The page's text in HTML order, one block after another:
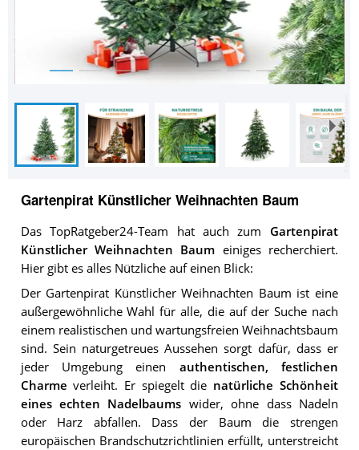
Gartenpirat Künstlicher Weihnachten Baum
Das TopRatgeber24-Team hat auch zum Gartenpirat
Künstlicher Weihnachten Baum einiges recherchiert.
Hier gibt es alles Nützliche auf einen Blick:
Der Gartenpirat Künstlicher Weihnachten Baum ist eine
außergewöhnliche Wahl für alle, die auf der Suche nach
einem realistischen und wartungsfreien Weihnachtsbaum
sind. Sein naturgetreues Aussehen sorgt dafür, dass er
jeder Umgebung einen authentischen, festlichen
Charme verleiht. Er spiegelt die natürliche Schönheit
eines echten Nadelbaums wider, ohne dass Nadeln
oder Harz abfallen. Dass der Baum die strengen
europäischen Brandschutzrichtlinien erfüllt, unterstreicht